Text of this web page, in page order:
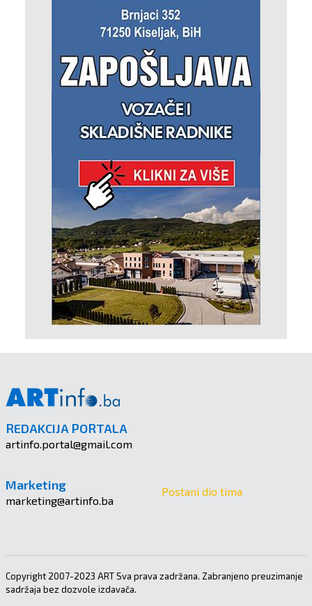
REDAKCIJA PORTALA
artinfo.portal@gmail.com
Marketing
marketing@artinfo.ba
Postani dio tima
Copyright 2007-2023 ART Sva prava zadržana. Zabranjeno preuzimanje
sadržaja bez dozvole izdavača.